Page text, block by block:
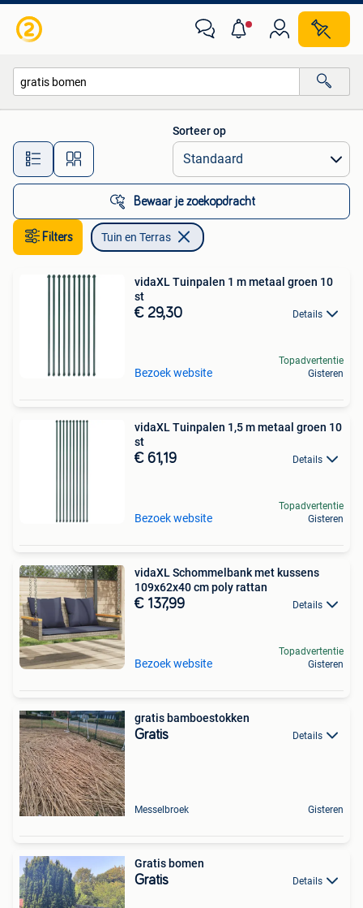
Alle afstanden…
Sorteer op
Bewaar je zoekopdracht
Filters Tuin en Terras
vidaXL Tuinpalen 1 m metaal groen 10
st
€ 29,30 Details
Bezoek website
Topadvertentie
Gisteren
vidaXL Tuinpalen 1,5 m metaal groen 10
st
€ 61,19 Details
Bezoek website
Topadvertentie
Gisteren
vidaXL Schommelbank met kussens
109x62x40 cm poly rattan
€ 137,99 Details
Bezoek website
Topadvertentie
Gisteren
gratis bamboestokken
Gratis Details
Messelbroek Gisteren
Gratis bomen
Gratis Details